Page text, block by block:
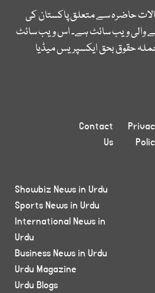
حاضرہ سے متعلق پاکستان کی
والی ویب سائٹ ہے۔ اس ویب سائٹ
حقوق بحق ایکسپریس میڈیا
Contact
Us
Showbiz News in Urdu
Sports News in Urdu
International News in
Urdu
Business News in Urdu
Urdu Magazine
Urdu Blogs